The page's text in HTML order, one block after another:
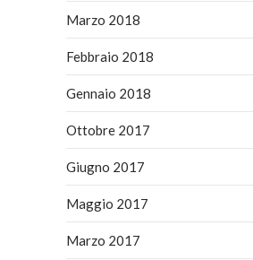
Marzo 2018
Febbraio 2018
Gennaio 2018
Ottobre 2017
Giugno 2017
Maggio 2017
Marzo 2017